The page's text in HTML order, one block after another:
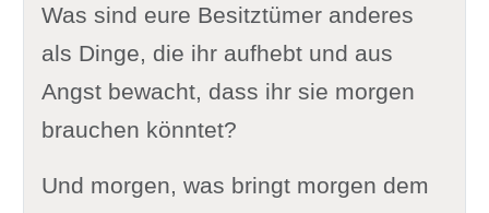
Was sind eure Besitztümer anderes
als Dinge, die ihr aufhebt und aus
Angst bewacht, dass ihr sie morgen
brauchen könntet?
Und morgen, was bringt morgen dem